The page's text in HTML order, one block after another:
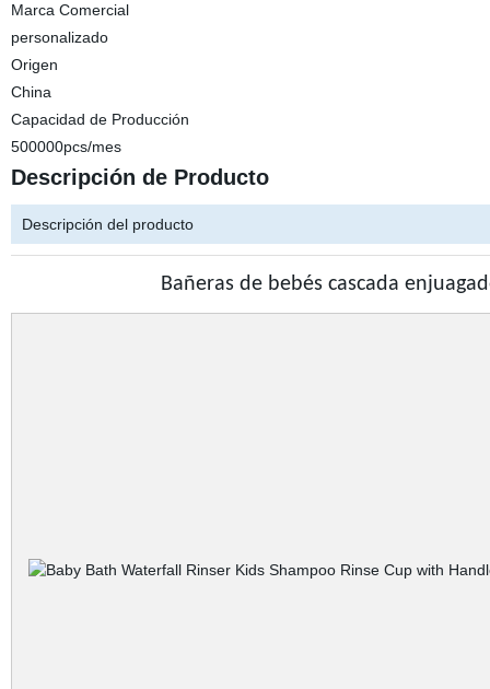
Marca Comercial
personalizado
Origen
China
Capacidad de Producción
500000pcs/mes
Descripción de Producto
Descripción del producto
Bañeras de bebés cascada